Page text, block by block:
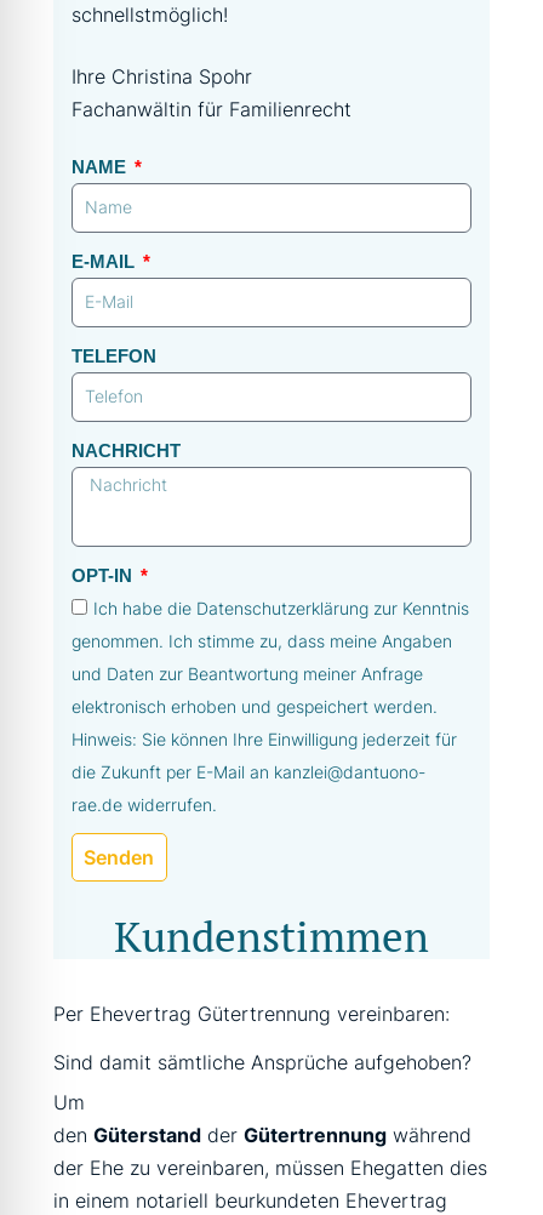
schnellstmöglich!
Ihre Christina Spohr
Fachanwältin für Familienrecht
NAME
E-MAIL
TELEFON
NACHRICHT
OPT-IN
Ich habe die Datenschutzerklärung zur Kenntnis
genommen. Ich stimme zu, dass meine Angaben
und Daten zur Beantwortung meiner Anfrage
elektronisch erhoben und gespeichert werden.
Hinweis: Sie können Ihre Einwilligung jederzeit für
die Zukunft per E-Mail an kanzlei@dantuono-
rae.de widerrufen.
Senden
Kundenstimmen
Per Ehevertrag Gütertrennung vereinbaren:
Sind damit sämtliche Ansprüche aufgehoben?
Um
denGüterstand derGütertrennung während
der Ehe zu vereinbaren, müssen Ehegatten dies
in einem notariell beurkundeten Ehevertrag